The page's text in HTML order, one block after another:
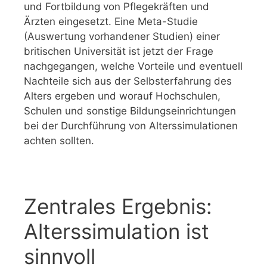
und Fortbildung von Pflegekräften und
Ärzten eingesetzt. Eine Meta-Studie
(Auswertung vorhandener Studien) einer
britischen Universität ist jetzt der Frage
nachgegangen, welche Vorteile und eventuell
Nachteile sich aus der Selbsterfahrung des
Alters ergeben und worauf Hochschulen,
Schulen und sonstige Bildungseinrichtungen
bei der Durchführung von Alterssimulationen
achten sollten.
Zentrales Ergebnis:
Alterssimulation ist
sinnvoll